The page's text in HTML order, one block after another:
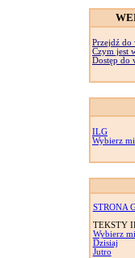
Przejdź do
Czym jest
Dostęp do
ILG
Wybierz
STRONA
TEKSTY
Wybierz
Dzisiaj
Jutro